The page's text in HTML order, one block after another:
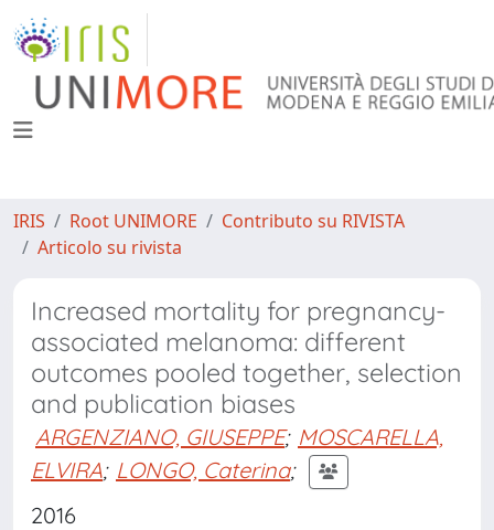
IRIS Root UNIMORE
Contributo su RIVISTA
Articolo su rivista
Increased mortality for pregnancy-
associated melanoma: different
outcomes pooled together, selection
and publication biases
ARGENZIANO, GIUSEPPE; MOSCARELLA,
ELVIRA; LONGO, Caterina;
2016